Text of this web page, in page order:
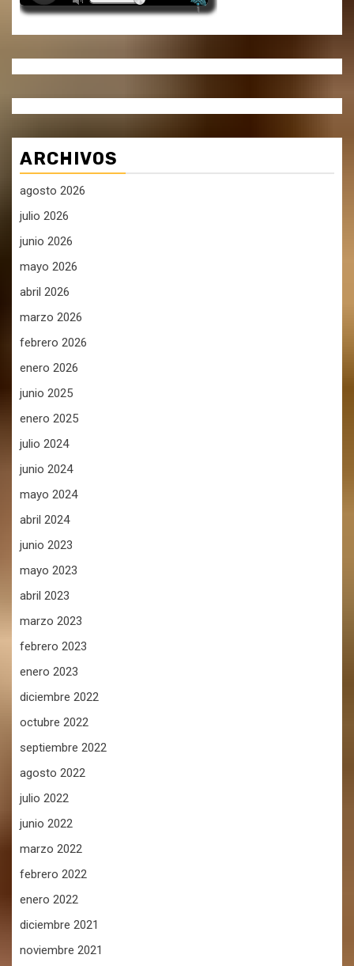
ARCHIVOS
agosto 2026
julio 2026
junio 2026
mayo 2026
abril 2026
marzo 2026
febrero 2026
enero 2026
junio 2025
enero 2025
julio 2024
junio 2024
mayo 2024
abril 2024
junio 2023
mayo 2023
abril 2023
marzo 2023
febrero 2023
enero 2023
diciembre 2022
octubre 2022
septiembre 2022
agosto 2022
julio 2022
junio 2022
marzo 2022
febrero 2022
enero 2022
diciembre 2021
noviembre 2021